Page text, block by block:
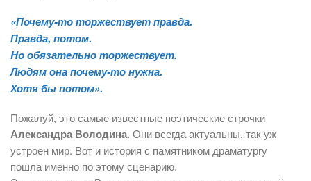
«Почему-то торжествует правда.
Правда, потом.
Ho обязательно торжествует.
Людям она почему-то нужна.
Хотя бы потом».
Пожалуй, это самые известные поэтические строчки
Александра Володина. Они всегда актуальны, так уж
устроен мир. Вот и история с памятником драматургу
пошла именно по этому сценарию.